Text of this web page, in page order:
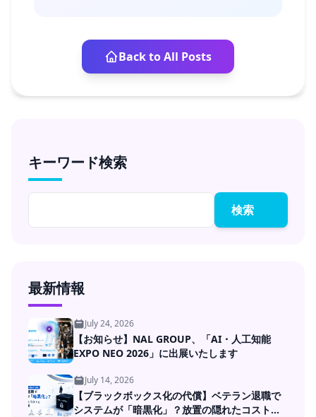
Back to All Posts
キーワード検索
最新情報
July 24, 2026
【お知らせ】NAL GROUP、「AI・人工知能
EXPO NEO 2026」に出展いたします
July 14, 2026
【ブラックボックス化の代償】ベテラン退職で
システムが「暗黒化」？放置の隠れたコストと